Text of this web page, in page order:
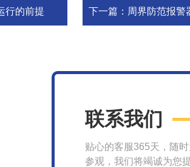
行的前提 下一篇： 周界防范报警
联系我们
贴心的客服365天，随
参观，我们将竭诚为您